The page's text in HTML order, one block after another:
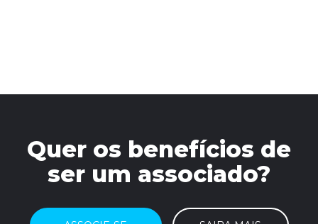
Quer os benefícios de
ser um associado?